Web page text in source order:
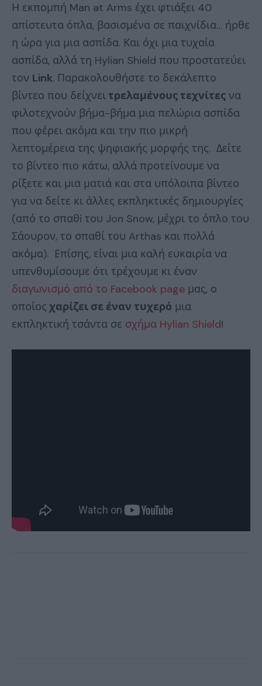
Η εκπομπή Man at Arms έχει φτιάξει 40
απίστευτα όπλα, βασισμένα σε παιχνίδια… ήρθε
η ώρα για μια ασπίδα. Και όχι μια τυχαία
ασπίδα, αλλά τη Hylian Shield που προστατεύει
τον Link. Παρακολουθήστε το δεκάλεπτο
βίντεο που δείχνειτρελαμένους τεχνίτες να
φιλοτεχνούν βήμα-βήμα μια πελώρια ασπίδα
που φέρει ακόμα και την πιο μικρή
λεπτομέρεια της ψηφιακής μορφής της. Δείτε
το βίντεο πιο κάτω, αλλά προτείνουμε να
ρίξετε και μια ματιά και στα υπόλοιπα βίντεο
για να δείτε κι άλλες εκπληκτικές δημιουργίες
(από το σπαθi του Jon Snow, μέχρι το όπλο του
Σάουρον, το σπαθί του Arthas και πολλά
ακόμα). Επίσης, είναι μια καλή ευκαιρία να
υπενθυμίσουμε ότι τρέχουμε κι έναν
διαγωνισμό από το Facebook page μας, ο
οποίος χαρίζει σε έναν τυχερό μια
εκπληκτική τσάντα σε σχήμα Hylian Shield!